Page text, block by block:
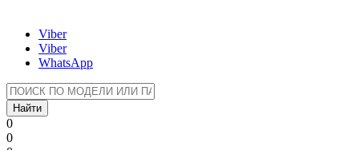
Viber
Viber
WhatsApp
Найти
0
0